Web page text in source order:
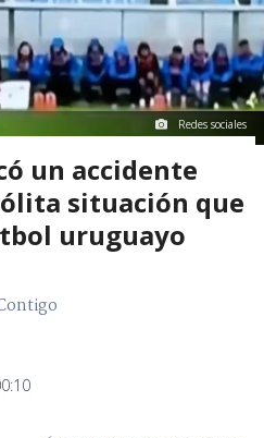
Redes sociales
un accidente
situación que
uruguayo